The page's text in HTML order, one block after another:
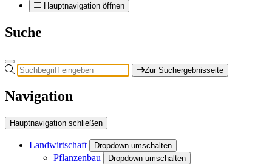
Hauptnavigation öffnen
Suche
Zur Suchergebnisseite
Navigation
Hauptnavigation schließen
Landwirtschaft Dropdown umschalten
Pflanzenbau Dropdown umschalten